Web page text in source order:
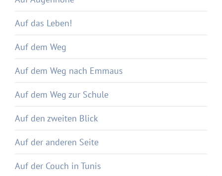
Auf das Leben!
Auf dem Weg
Auf dem Weg nach Emmaus
Auf dem Weg zur Schule
Auf den zweiten Blick
Auf der anderen Seite
Auf der Couch in Tunis